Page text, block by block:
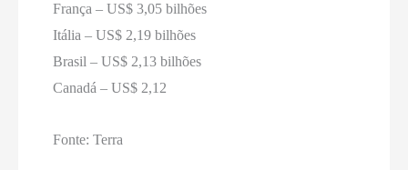
França – US$ 3,05 bilhões
Itália – US$ 2,19 bilhões
Brasil – US$ 2,13 bilhões
Canadá – US$ 2,12
Fonte: Terra